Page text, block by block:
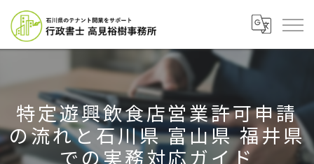
特定遊興飲食店営業許可申請
の流れと石川県 富山県 福井県
での実務対応ガイド